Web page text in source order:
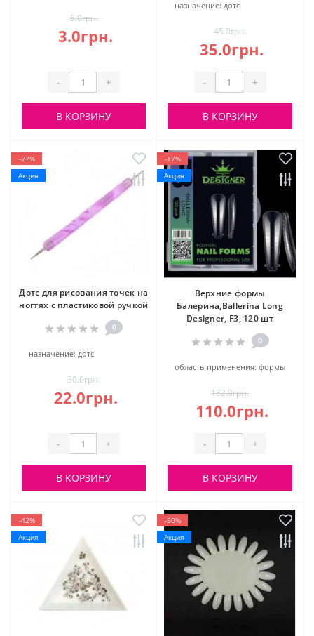
5.0грн.
3.0грн.
- +
В КОРЗИНУ
назначение: дотс
45.0грн.
35.0грн.
- +
В КОРЗИНУ
-27%
Акция
Дотс для рисования точек на
ногтях с пластиковой ручкой
0
назначение: дотс
30.0грн.
22.0грн.
- +
В КОРЗИНУ
-17%
Акция
Верхние формы
Балерина,Ballerina Long
Designer, F3, 120 шт
0
область применения: формы
132.0грн.
110.0грн.
- +
В КОРЗИНУ
-42%
Акция
-50%
Акция